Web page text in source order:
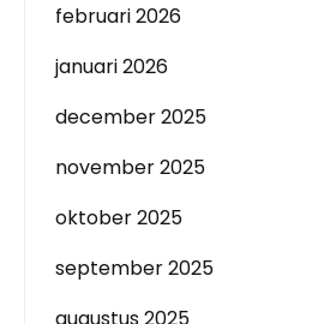
februari 2026
januari 2026
december 2025
november 2025
oktober 2025
september 2025
augustus 2025